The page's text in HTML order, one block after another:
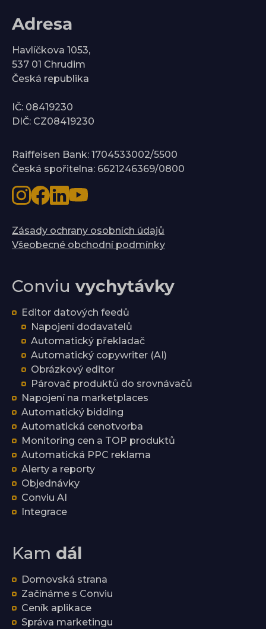
Adresa
Havlíčkova 1053,
537 01 Chrudim
Česká republika
IČ: 08419230
DIČ: CZ08419230
Raiffeisen Bank: 1704533002/5500
Česká spořitelna: 6621246369/0800
Zásady ochrany osobních údajů
Všeobecné obchodní podmínky
Conviu vychytávky
Editor datových feedů
Napojení dodavatelů
Automatický překladač
Automatický copywriter (AI)
Obrázkový editor
Párovač produktů do srovnávačů
Napojení na marketplaces
Automatický bidding
Automatická cenotvorba
Monitoring cen a TOP produktů
Automatická PPC reklama
Alerty a reporty
Objednávky
Conviu AI
Integrace
Kam dál
Domovská strana
Začínáme s Conviu
Ceník aplikace
Správa marketingu